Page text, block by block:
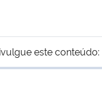
este conteúdo: